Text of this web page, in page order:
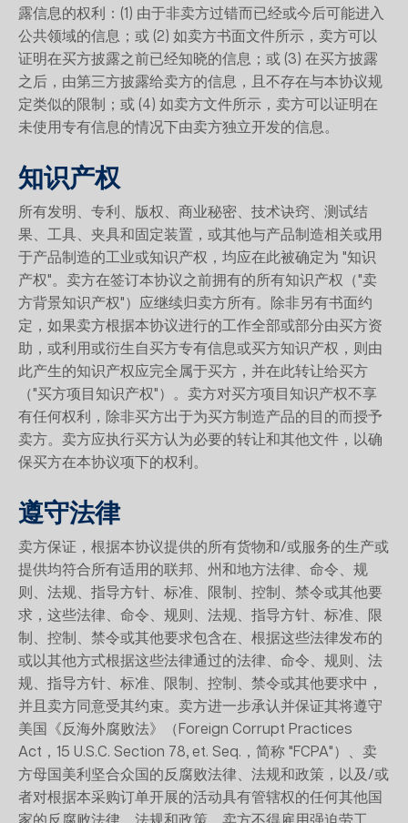
露信息的权利：(1) 由于非卖方过错而已经或今后可能进入
公共领域的信息；或 (2) 如卖方书面文件所示，卖方可以
证明在买方披露之前已经知晓的信息；或 (3) 在买方披露
之后，由第三方披露给卖方的信息，且不存在与本协议规
定类似的限制；或 (4) 如卖方文件所示，卖方可以证明在
未使用专有信息的情况下由卖方独立开发的信息。
知识产权
所有发明、专利、版权、商业秘密、技术诀窍、测试结
果、工具、夹具和固定装置，或其他与产品制造相关或用
于产品制造的工业或知识产权，均应在此被确定为 "知识
产权"。卖方在签订本协议之前拥有的所有知识产权（"卖
方背景知识产权"）应继续归卖方所有。除非另有书面约
定，如果卖方根据本协议进行的工作全部或部分由买方资
助，或利用或衍生自买方专有信息或买方知识产权，则由
此产生的知识产权应完全属于买方，并在此转让给买方
（"买方项目知识产权"）。卖方对买方项目知识产权不享
有任何权利，除非买方出于为买方制造产品的目的而授予
卖方。卖方应执行买方认为必要的转让和其他文件，以确
保买方在本协议项下的权利。
遵守法律
卖方保证，根据本协议提供的所有货物和/或服务的生产或
提供均符合所有适用的联邦、州和地方法律、命令、规
则、法规、指导方针、标准、限制、控制、禁令或其他要
求，这些法律、命令、规则、法规、指导方针、标准、限
制、控制、禁令或其他要求包含在、根据这些法律发布的
或以其他方式根据这些法律通过的法律、命令、规则、法
规、指导方针、标准、限制、控制、禁令或其他要求中，
并且卖方同意受其约束。卖方进一步承认并保证其将遵守
美国《反海外腐败法》（Foreign Corrupt Practices
Act，15 U.S.C. Section 78, et. Seq.，简称 "FCPA"）、卖
方母国美利坚合众国的反腐败法律、法规和政策，以及/或
者对根据本采购订单开展的活动具有管辖权的任何其他国